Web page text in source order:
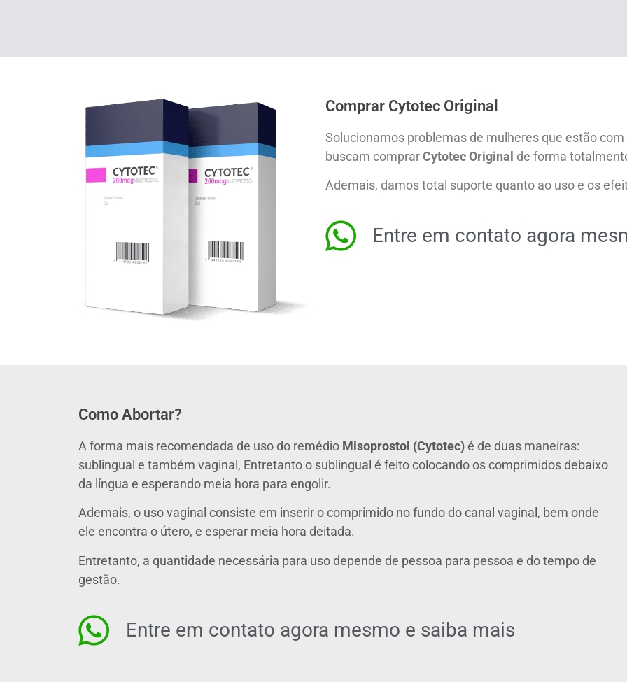
Comprar Cytotec Original
Solucionamos problemas de mulheres que estão
buscam comprarCytotec Original de forma
Ademais, damos total suporte quanto ao uso e os
Entre em contato agora
Como Abortar?
A forma mais recomendada de uso do remédio Misoprostol (Cytotec)é de duas maneiras:
sublingual e também vaginal, Entretanto o sublingual é feito colocando os comprimidos debaixo
da língua e esperando meia hora para engolir.
Ademais, o uso vaginal consiste em inserir o comprimido no fundo do canal vaginal, bem onde
ele encontra o útero, e esperar meia hora deitada.
Entretanto, a quantidade necessária para uso depende de pessoa para pessoa e do tempo de
gestão.
Entre em contato agora mesmo e saiba mais